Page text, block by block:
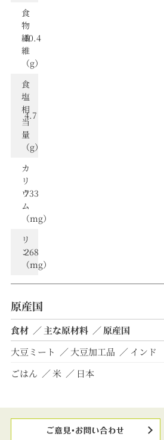
食
物
繊
維
（g）
10.4
⾷
塩
相
当
量
（g）
4.7
カ
リ
ウ
ム
（mg）
733
リ
ン
（mg）
268
原産国
食材 主な原材料
原産国
大豆ミート
大豆加工品
インド
ごはん
米 日本